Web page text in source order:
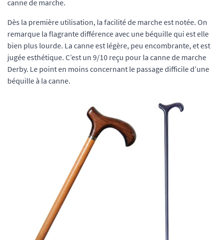
canne de marche.
Dès la première utilisation, la facilité de marche est notée. On
remarque la flagrante différence avec une béquille qui est elle
bien plus lourde. La canne est légère, peu encombrante, et est
jugée esthétique. C’est un 9/10 reçu pour la canne de marche
Derby. Le point en moins concernant le passage difficile d’une
béquille à la canne.